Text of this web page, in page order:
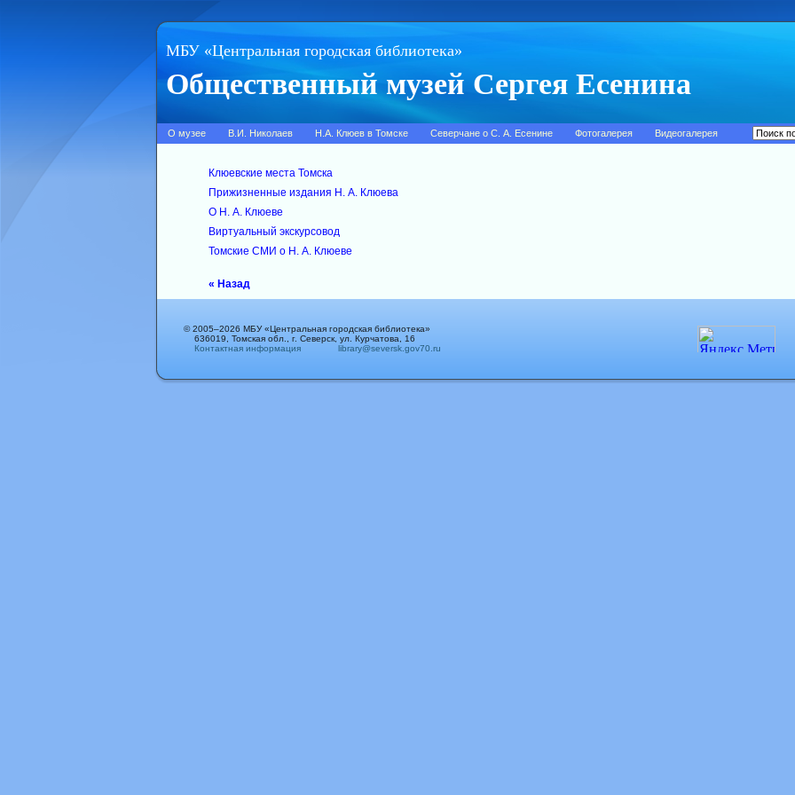
МБУ «Центральная городская библиотека»
Общественный музей Сергея Есенина
О музее В.И. Николаев Н.А. Клюев в Томске Северчане о С. А. Есенине Фотогалерея Видеогалерея
Клюевские места Томска
Прижизненные издания Н. А. Клюева
О Н. А. Клюеве
Виртуальный экскурсовод
Томские СМИ о Н. А. Клюеве
« Назад
© 2005–2026 МБУ «Центральная городская библиотека»
636019, Томская обл., г. Северск, ул. Курчатова, 16
Контактная информация
library@seversk.gov70.ru